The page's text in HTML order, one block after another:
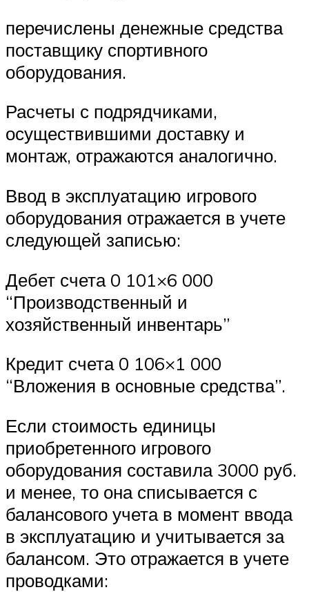
перечислены денежные средства
поставщику спортивного
оборудования.
Расчеты с подрядчиками,
осуществившими доставку и
монтаж, отражаются аналогично.
Ввод в эксплуатацию игрового
оборудования отражается в учете
следующей записью:
Дебет счета 0 101×6 000
“Производственный и
хозяйственный инвентарь”
Кредит счета 0 106×1 000
“Вложения в основные средства”.
Если стоимость единицы
приобретенного игрового
оборудования составила 3000 руб.
и менее, то она списывается с
балансового учета в момент ввода
в эксплуатацию и учитывается за
балансом. Это отражается в учете
проводками: